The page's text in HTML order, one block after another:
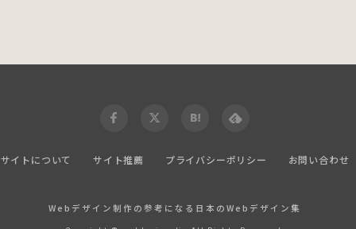
サイトについて サイト推薦 プライバシーポリシー お問い合わせ
Webデザイン制作の参考になる日本のWebデザイン集